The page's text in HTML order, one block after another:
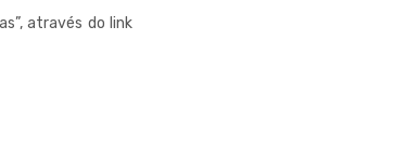
através do link